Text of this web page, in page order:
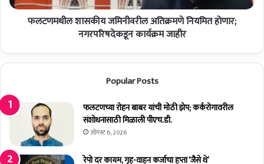
व
ट
चे
नु
क
न
;
स
मि
री
ल
अ
क्र
म
फलटणमधील शासकीय जमिनीवरील अतिक्रमणे नियमित होणार;
नगरपरिषदेकडून कार्यक्रम जाहीर
Popular Posts
फलटणच्या रोहन बाबर यांची मोठी झेप; कर्करोगावरील
संशोधनासाठी मिळाली पीएच.डी.
ऑगस्ट 6, 2026
रेपो दर कायम, गृह-वाहन कर्जाचा हप्ता ‘जैसे थे’